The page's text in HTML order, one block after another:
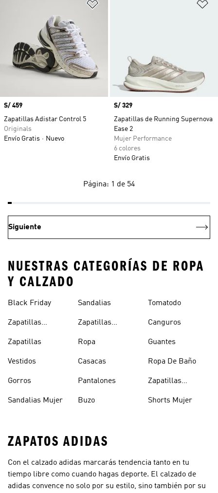
Precio
S/ 459
Zapatillas Adistar Control 5
Originals
Envío Gratis
Nuevo
Precio
S/ 329
Zapatillas de Running Supernova
Ease 2
Mujer Performance
6 colores
Envío Gratis
Página: 1 de 54
Siguiente
NUESTRAS CATEGORÍAS DE ROPA
Y CALZADO
Black Friday
Zapatillas
Zapatillas
Vestidos
Gorros
Sandalias Mujer
Sandalias
Zapatillas
Ropa
Casacas
Pantalones
Buzo
Tomatodo
Canguros
Guantes
Ropa De Baño
Zapatillas
Shorts Mujer
ZAPATOS ADIDAS
Con el calzado adidas marcarás tendencia tanto en tu
tiempo libre como cuando hagas deporte. El calzado de
adidas convence no solo por su estilo, sino también por su